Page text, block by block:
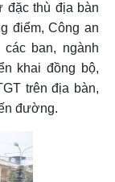
đặc thù địa bàn
điểm, Công an
ban, ngành
khai đồng bộ,
trên địa bàn,
đường.